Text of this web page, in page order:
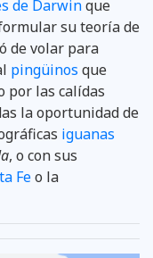
de Darwinque
su teoría de
de volar para
pingüinos que
por las calídas
la oportunidad de
iguanas
, o con sus
Feo la